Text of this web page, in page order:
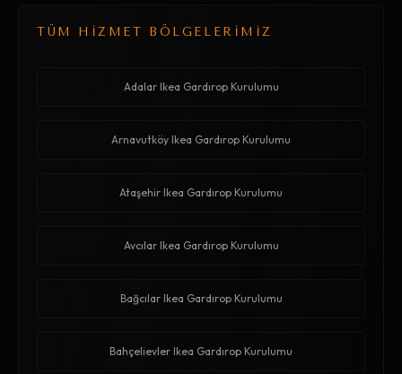
TÜM HİZMET BÖLGELERİMİZ
Adalar Ikea Gardırop Kurulumu
Arnavutköy Ikea Gardırop Kurulumu
Ataşehir Ikea Gardırop Kurulumu
Avcılar Ikea Gardırop Kurulumu
Bağcılar Ikea Gardırop Kurulumu
Bahçelievler Ikea Gardırop Kurulumu